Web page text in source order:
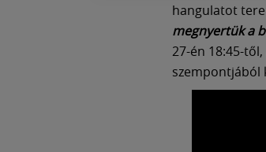
hangulatot
megnyertük a
27-én 18:45-
szempontjából